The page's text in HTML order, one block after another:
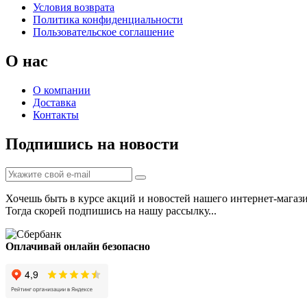
Условия возврата
Политика конфиденциальности
Пользовательское соглашение
О нас
О компании
Доставка
Контакты
Подпишись на новости
Хочешь быть в курсе акций и новостей нашего интернет-
Тогда скорей подпишись на нашу рассылку...
Оплачивай онлайн безопасно